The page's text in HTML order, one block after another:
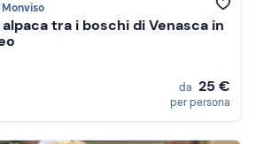
tra i boschi di Venasca in
da 25 €
per persona